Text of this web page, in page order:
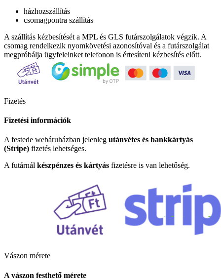
házhozszállítás
csomagpontra szállítás
A szállítás kézbesítését a MPL és GLS futárszolgálatok végzik. A
csomag rendelkezik nyomkövetési azonosítóval és a futárszolgálat
megpróbálja ügyfeleinket telefonon is értesíteni kézbesítés előtt.
Fizetés
Fizetési információk
A festede webáruházban jelenleg utánvétes és bankkártyás
(Stripe) fizetés lehetséges.
A futárnál készpénzes és kártyás fizetésre is van lehetőség.
Vászon mérete
A vászon festhető mérete